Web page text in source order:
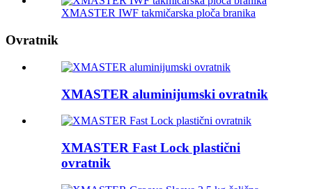
XMASTER IWF takmičarska ploča branika
Ovratnik
XMASTER aluminijumski ovratnik
XMASTER Fast Lock plastični
ovratnik